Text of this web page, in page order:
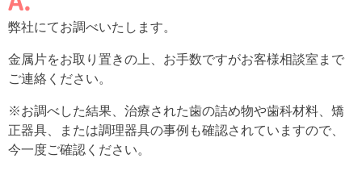
弊社にてお調べいたします。
金属片をお取り置きの上、お手数ですがお客様相談室まで
ご連絡ください。
※お調べした結果、治療された歯の詰め物や歯科材料、矯
正器具、または調理器具の事例も確認されていますので、
今一度ご確認ください。